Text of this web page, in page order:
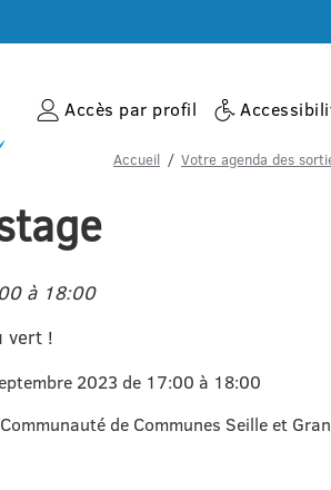
Accès par profil
Accueil Votre agenda des
à 18:00
vert !
2023 de 17:00 à 18:00
de Communes Seille et